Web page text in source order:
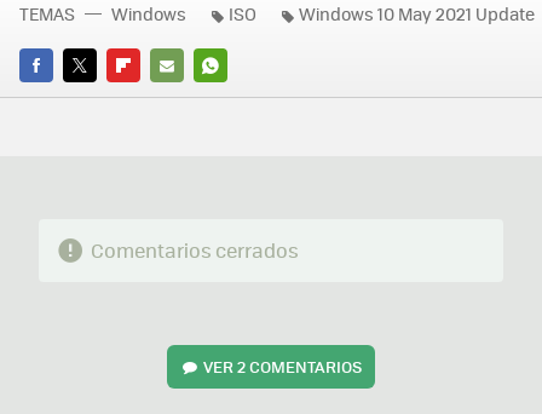
FACEBOOK
TWITTERFLIPBOARD
E-
WHATSAPP
TEMAS Windows ISO Windows 10 May 2021 Update
Comentarios cerrados
VER2 COMENTARIOS